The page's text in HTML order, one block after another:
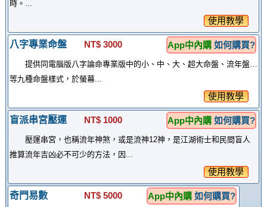
時。...
使用教學
八字專業命盤 NT$ 3000 App中內購 如何購買?
提供同電腦版八字論命專業版中的小、中、大、超大命盤、流年盤…
等九種命盤樣式，於螢幕...
使用教學
盲派串宮壓運 NT$ 1000 App中內購 如何購買?
壓運串宮，也稱流年神煞，或是流神12神，是江湖術士和民間盲人
推算流年吉凶必不可少的方法，因...
使用教學
奇門易數 NT$ 5000 App中內購 如何購買?